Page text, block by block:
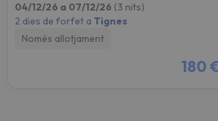
04/12/26 a 07/12/26 (3 nits)
2 dies de forfet a Tignes
Només allotjament
180